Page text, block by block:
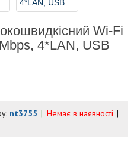
Wi-Fi
4*LAN, USB
nt3755
Немає в наявності